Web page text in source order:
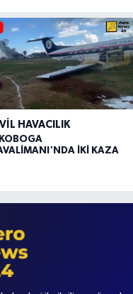
HAVACILIK
İKİ KAZA